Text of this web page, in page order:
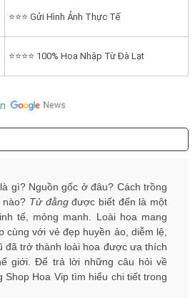
⭐⭐⭐ Gửi Hình Ảnh Thực Tế
⭐⭐⭐⭐ 100% Hoa Nhập Từ Đà Lạt
gì? Nguồn gốc ở đâu? Cách trồng
nào? Tử đằngđược biết đến là một
tế, mỏng manh. Loài hoa mang
cùng với vẻ đẹp huyền ảo, diễm lệ,
đã trở thành loài hoa được ưa thích
giới. Để trả lời những câu hỏi về
Shop Hoa Vip tìm hiểu chi tiết trong